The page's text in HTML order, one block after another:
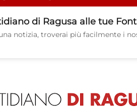
di Ragusa alle tue
notizia, troverai più facilmente i